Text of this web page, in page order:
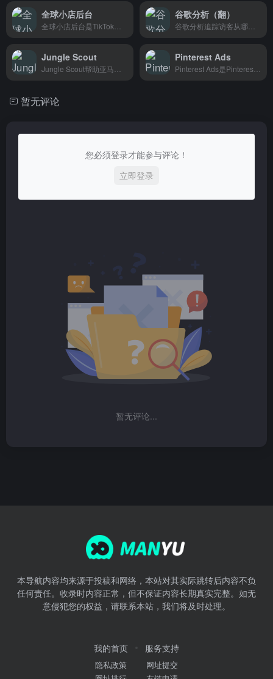
全球小店后台 谷歌分析（翻）
Jungle Scout Pinterest Ads
暂无评论
您必须登录才能参与评论！
立即登录
暂无评论...
本导航内容均来源于投稿和网络，本站对其实际跳转后内容不负
任何责任。收录时内容正常，但不保证内容长期真实完整。如无
意侵犯您的权益，请联系本站，我们将及时处理。
我的首页
隐私政策
服务支持
网址提交